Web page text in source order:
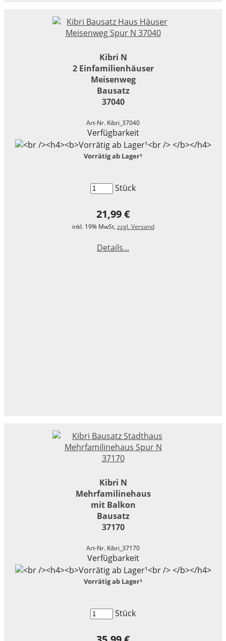
Kibri N
2 Einfamilienhäuser
Meisenweg
Bausatz
37040
Art-Nr. Kibri_37040
Verfügbarkeit
Vorrätig ab Lager¹
Stück
21,99 €
inkl. 19% MwSt, zzgl. Versand
Details...
Kibri N
Mehrfamilinehaus
mit Balkon
Bausatz
37170
Art-Nr. Kibri_37170
Verfügbarkeit
Vorrätig ab Lager¹
Stück